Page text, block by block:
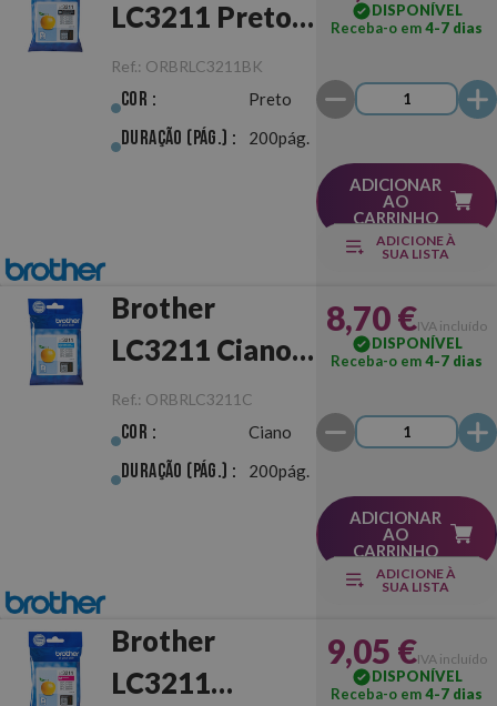
LC3211 Preto
Original
Ref.: ORBRLC3211BK
Cor : Preto
Duração (pág.) : 200pág.
DISPONÍVEL
Receba-o em4-7 dias
ADICIONAR
AO
CARRINHO
ADICIONE À
SUA LISTA
Brother
LC3211 Ciano
Original
Ref.: ORBRLC3211C
Cor : Ciano
Duração (pág.) : 200pág.
8,70 €IVA incluído
DISPONÍVEL
Receba-o em4-7 dias
ADICIONAR
AO
CARRINHO
ADICIONE À
SUA LISTA
Brother
LC3211
9,05 €IVA incluído
DISPONÍVEL
Receba-o em4-7 dias